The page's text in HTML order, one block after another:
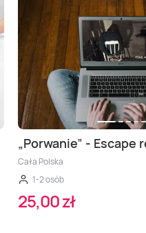
„Porwanie” - Escape
Cała Polska
1-2 osób
25,00 zł